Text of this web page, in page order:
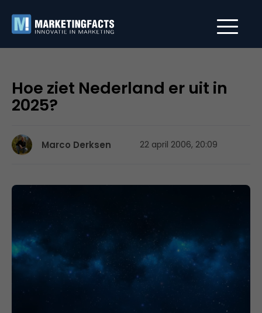
Hoe ziet Nederland er uit in
2025?
Marco Derksen 22 april 2006, 20:09